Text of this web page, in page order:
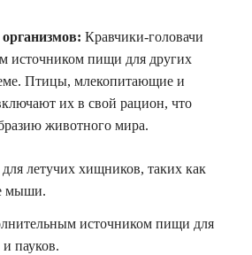
Кравчики-головачи
источником пищи для других
Птицы, млекопитающие и
их в свой рацион, что
животного мира.
летучих хищников, таких как
мыши.
источником пищи для
пауков.